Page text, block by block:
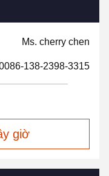
Ms. cherry chen
138-2398-3315
giờ